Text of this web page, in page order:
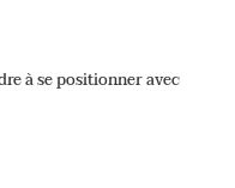
à se positionner avec